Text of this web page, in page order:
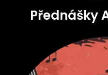
Přednášky